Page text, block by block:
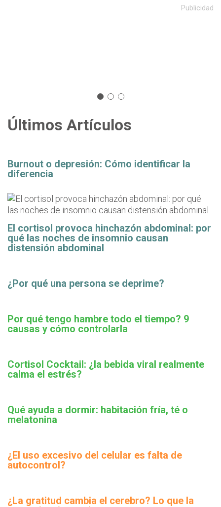
Publicidad
Últimos Artículos
Burnout o depresión: Cómo identificar la
diferencia
El cortisol provoca hinchazón abdominal: por
qué las noches de insomnio causan
distensión abdominal
¿Por qué una persona se deprime?
Por qué tengo hambre todo el tiempo? 9
causas y cómo controlarla
Cortisol Cocktail: ¿la bebida viral realmente
calma el estrés?
Qué ayuda a dormir: habitación fría, té o
melatonina
¿El uso excesivo del celular es falta de
autocontrol?
¿La gratitud cambia el cerebro? Lo que la